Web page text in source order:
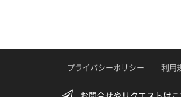
プライバシーポリシー
利用